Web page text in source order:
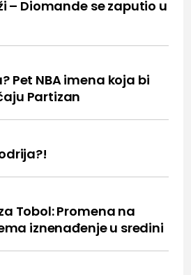
– Diomande se zaputio u
Pet NBA imena koja bi
Partizan
Tobol: Promena na
iznenađenje u sredini